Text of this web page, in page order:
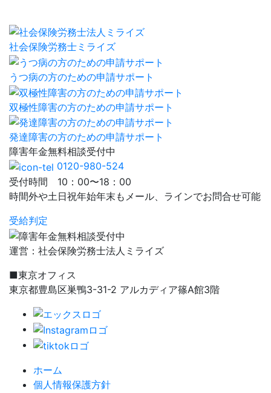
社会保険労務士ミライズ
うつ病の方のための申請サポート
双極性障害の方のための申請サポート
発達障害の方のための申請サポート
障害年金無料相談受付中
0120-980-524
受付時間 10：00〜18：00
時間外や土日祝年始年末もメール、ラインでお問合せ可能
受給判定
運営：社会保険労務士法人ミライズ
■東京オフィス
東京都豊島区巣鴨3-31-2 アルカディア篠A館3階
ホーム
個人情報保護方針